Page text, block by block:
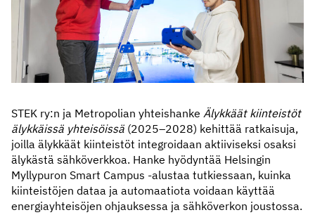
STEK ry:n ja Metropolian yhteishanke Älykkäät kiinteistöt
älykkäissä yhteisöissä (2025–2028) kehittää ratkaisuja,
joilla älykkäät kiinteistöt integroidaan aktiiviseksi osaksi
älykästä sähköverkkoa. Hanke hyödyntää Helsingin
Myllypuron Smart Campus -alustaa tutkiessaan, kuinka
kiinteistöjen dataa ja automaatiota voidaan käyttää
energiayhteisöjen ohjauksessa ja sähköverkon joustossa.